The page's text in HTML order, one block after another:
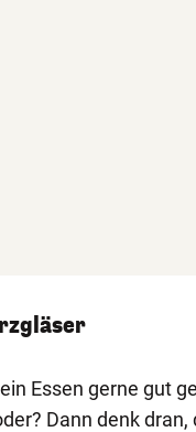
Essen gerne gut
Dann denk dran,